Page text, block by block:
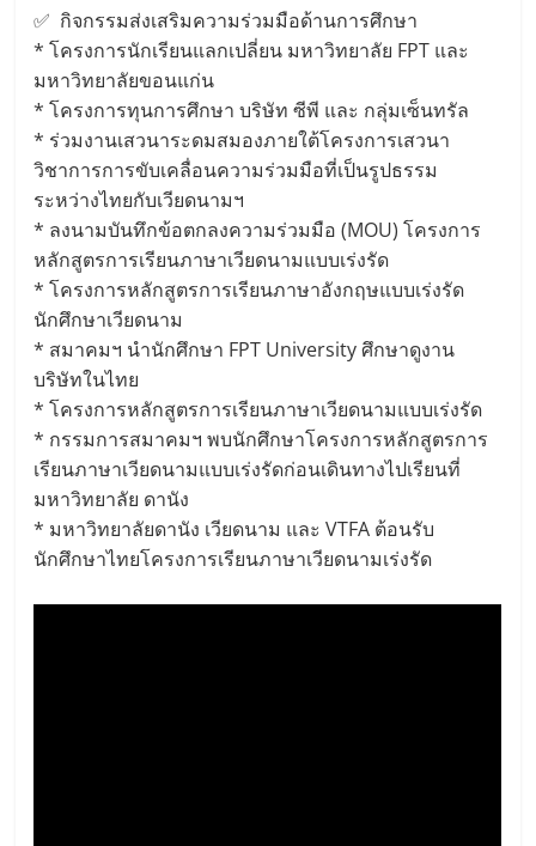
✅ กิจกรรมส่งเสริมความร่วมมือด้านการศึกษา
* โครงการนักเรียนแลกเปลี่ยน มหาวิทยาลัย FPT และ
มหาวิทยาลัยขอนแก่น
* โครงการทุนการศึกษา บริษัท ซีพี และ กลุ่มเซ็นทรัล
* ร่วมงานเสวนาระดมสมองภายใต้โครงการเสวนา
วิชาการการขับเคลื่อนความร่วมมือที่เป็นรูปธรรม
ระหว่างไทยกับเวียดนามฯ
* ลงนามบันทึกข้อตกลงความร่วมมือ (MOU) โครงการ
หลักสูตรการเรียนภาษาเวียดนามแบบเร่งรัด
* โครงการหลักสูตรการเรียนภาษาอังกฤษแบบเร่งรัด
นักศึกษาเวียดนาม
* สมาคมฯ นำนักศึกษา FPT University ศึกษาดูงาน
บริษัทในไทย
* โครงการหลักสูตรการเรียนภาษาเวียดนามแบบเร่งรัด
* กรรมการสมาคมฯ พบนักศึกษาโครงการหลักสูตรการ
เรียนภาษาเวียดนามแบบเร่งรัดก่อนเดินทางไปเรียนที่
มหาวิทยาลัย ดานัง
* มหาวิทยาลัยดานัง เวียดนาม และ VTFA ต้อนรับ
นักศึกษาไทยโครงการเรียนภาษาเวียดนามเร่งรัด